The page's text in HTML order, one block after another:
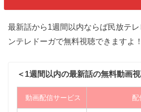
最新話から1週間以内ならば民放テ
ンテレドーガで無料視聴できますよ！
＜1週間以内の最新話の無料動画
動画配信サービス 配